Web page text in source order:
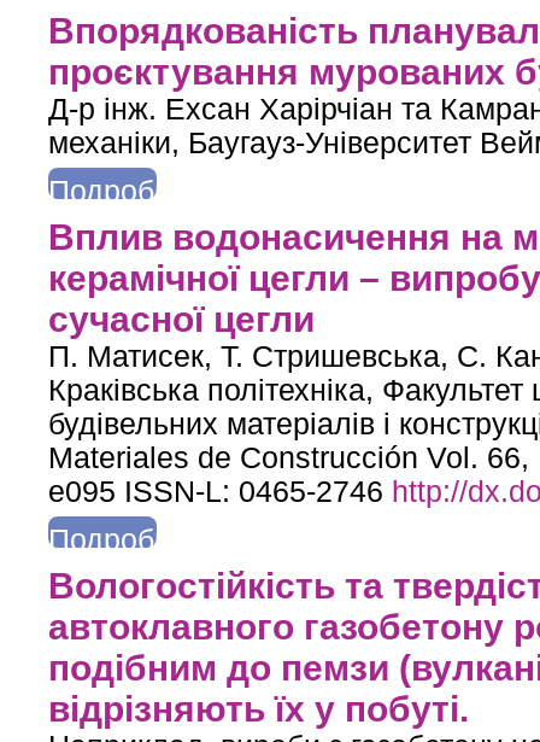
Впорядкованість
проєктування мурованих
Д-р інж. Ехсан Харірчіан та
механіки, Баугауз-Університет
Подробнее
Вплив водонасичення на
керамічної цегли –
сучасної цегли
П. Матисек, Т. Стришевська, С.
Краківська політехніка,
будівельних матеріалів і
Materiales de Construcción Vol.
e095 ISSN-L: 0465-2746 http://
Подробнее
Вологостійкість та
автоклавного газобетону
подібним до пемзи
відрізняють їх у побуті.